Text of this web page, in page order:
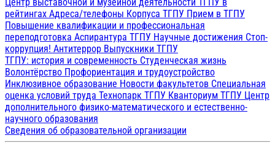
рейтингах Адреса/телефоны Корпуса ТГПУ Прием в ТГПУ
Повышение квалификации и профессиональная
переподготовка Аспирантура ТГПУ Научные достижения Стоп-
коррупция! Антитеррор Выпускники ТГПУ
ТГПУ: история и современность Студенческая жизнь
Волонтёрство Профориентация и трудоустройство
Инклюзивное образование Новости факультетов Специальная
оценка условий труда Технопарк ТГПУ Кванториум ТГПУ Центр
дополнительного физико-математического и естественно-
научного образования
Сведения об образовательной организации